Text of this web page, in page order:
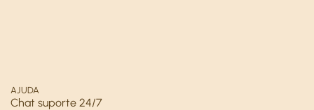
AJUDA
Chat suporte 24/7